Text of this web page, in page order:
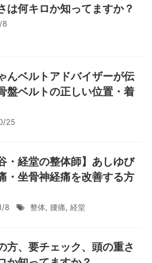
は何キロか知ってますか？
8
んベルトアドバイザーが伝
盤ベルトの正しい位置・着
25
・経堂の整体師】あしゆび
・坐骨神経痛を改善する方
8 整体, 腰痛, 経堂
方、要チェック、頭の重さ